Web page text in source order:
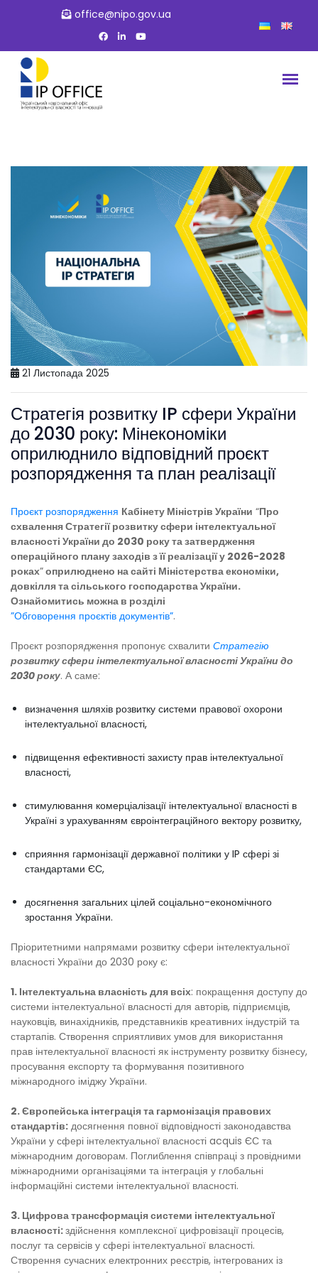
office@nipo.gov.ua
21 Листопада 2025
Стратегія розвитку IP сфери України
до 2030 року: Мінекономіки
оприлюднило відповідний проєкт
розпорядження та план реалізації
Проєкт розпорядження Кабінету Міністрів України “Про
схвалення Стратегії розвитку сфери інтелектуальної
власності України до 2030 року та затвердження
операційного плану заходів з її реалізації у 2026-2028
роках”оприлюднено на сайті Міністерства економіки,
довкілля та сільського господарства України.
Ознайомитись можна в розділі
”Обговорення проєктів документів”.
Проєкт розпорядження пропонує схвалити Стратегію
розвитку сфери інтелектуальної власності України до
2030 року. А саме:
визначення шляхів розвитку системи правової охорони
інтелектуальної власності,
підвищення ефективності захисту прав інтелектуальної
власності,
стимулювання комерціалізації інтелектуальної власності в
Україні з урахуванням євроінтеграційного вектору розвитку,
сприяння гармонізації державної політики у IP сфері зі
стандартами ЄС,
досягнення загальних цілей соціально-економічного
зростання України.
Пріоритетними напрямами розвитку сфери інтелектуальної
власності України до 2030 року є:
1. Інтелектуальна власність для всіх: покращення доступу до
системи інтелектуальної власності для авторів, підприємців,
науковців, винахідників, представників креативних індустрій та
стартапів. Створення сприятливих умов для використання
прав інтелектуальної власності як інструменту розвитку бізнесу,
просування експорту та формування позитивного
міжнародного іміджу України.
2. Європейська інтеграція та гармонізація правових
стандартів: досягнення повної відповідності законодавства
України у сфері інтелектуальної власності acquis ЄС та
міжнародним договорам. Поглиблення співпраці з провідними
міжнародними організаціями та інтеграція у глобальні
інформаційні системи інтелектуальної власності.
3. Цифрова трансформація системи інтелектуальної
власності:здійснення комплексної цифровізації процесів,
послуг та сервісів у сфері інтелектуальної власності.
Створення сучасних електронних реєстрів, інтегрованих із